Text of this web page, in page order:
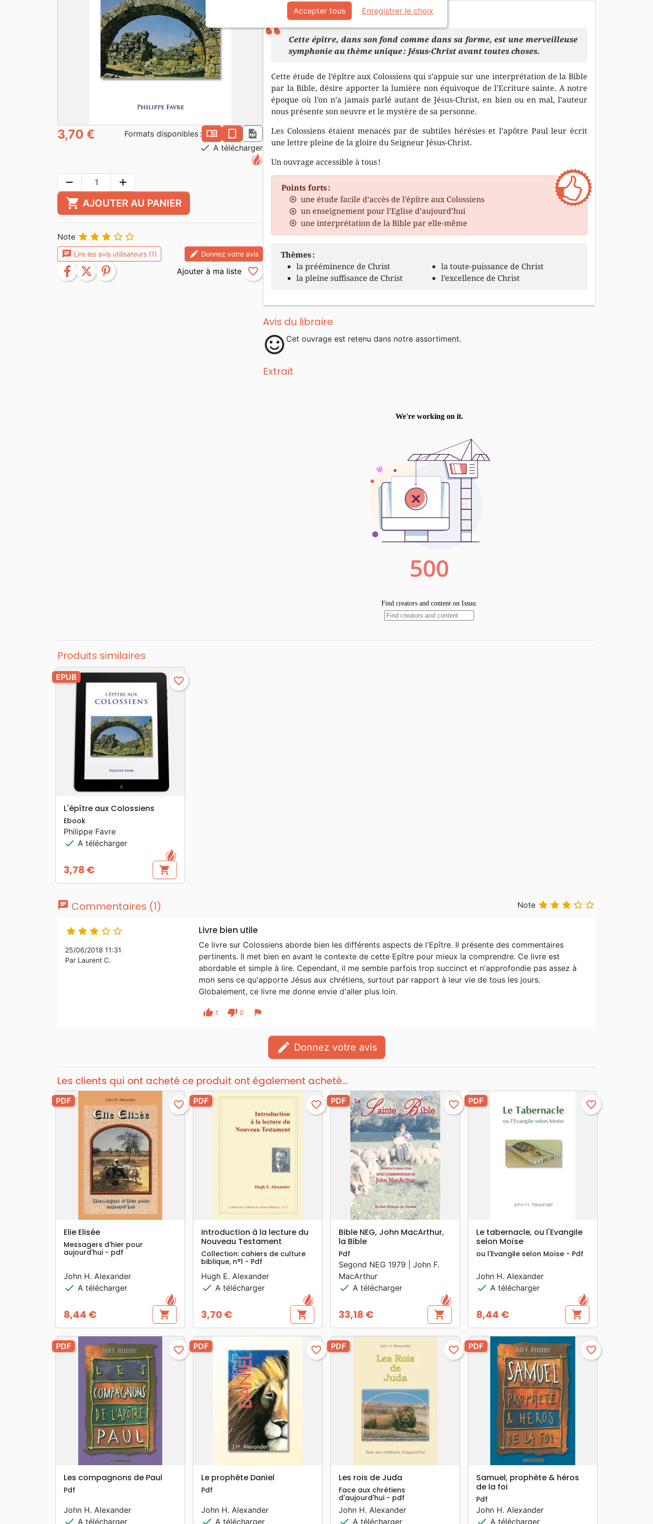
Au format pdf.
Cette épître, dans son fond comme dans sa forme, est une merveilleuse
symphonie au thème unique : Jésus-Christ avant toutes choses.
Cette étude de l’épître aux Colossiens qui s’appuie sur une interprétation de la Bible
par la Bible, désire apporter la lumière non équivoque de l’Ecriture sainte. A notre
époque où l’on n’a jamais parlé autant de Jésus-Christ, en bien ou en mal, l’auteur
nous présente son oeuvre et le mystère de sa personne.
Les Colossiens étaient menacés par de subtiles hérésies et l’apôtre Paul leur écrit
une lettre pleine de la gloire du Seigneur Jésus-Christ.
Un ouvrage accessible à tous !
Points forts :
une étude facile d’accès de l’épître aux Colossiens
un enseignement pour l’Eglise d’aujourd’hui
une interprétation de la Bible par elle-même
Thèmes :
la prééminence de Christ
la pleine suffisance de Christ
la toute-puissance de Christ
l’excellence de Christ
Avis du libraire
sentiment_satisfied Cet ouvrage est retenu dans notre assortiment.
Extrait
3,70 € Formats disponibles : book_open epub
pdf
check A télécharger
remove add
shopping_cart AJOUTER AU PANIER
Note     
chat Lire les avis utilisateurs (1) edit Donnez votre avis
facebook twitter pinterest favorite_border
Produits similaires
search APERÇU RAPIDE
EPUB favorite_border
L'épître aux Colossiens
Ebook
Philippe Favre
check A télécharger
Prix
3,78 € shopping_cart
chat Commentaires (1) Note     
    
25/06/2018 11:31
Par Laurent C.
Livre bien utile
Ce livre sur Colossiens aborde bien les différents aspects de l'Epître. Il présente des commentaires
pertinents. Il met bien en avant le contexte de cette Epître pour mieux la comprendre. Ce livre est
abordable et simple à lire. Cependant, il me semble parfois trop succinct et n'approfondie pas assez à
mon sens ce qu'apporte Jésus aux chrétiens, surtout par rapport à leur vie de tous les jours.
Globalement, ce livre me donne envie d'aller plus loin.
thumb_up 1 thumb_down 0 flag
edit Donnez votre avis
Les clients qui ont acheté ce produit ont également acheté...
searchAPERÇU RAPIDE
PDF favorite_border
Elie Elisée
Messagers d'hier pour
aujourd'hui - pdf
John H. Alexander
check A télécharger
Prix
8,44 € shopping_cart
search APERÇU RAPIDE
PDF favorite_border
Introduction à la lecture du
Nouveau Testament
Collection: cahiers de culture
biblique, n°1 - Pdf
Hugh E. Alexander
check A télécharger
Prix
3,70 € shopping_cart
search APERÇU RAPIDE
PDF favorite_border
Bible NEG, John MacArthur,
la Bible
Pdf
Segond NEG 1979 | John F.
MacArthur
check A télécharger
Prix
33,18 € shopping_cart
search APERÇU RAPIDE
PDF favorite_border
Le tabernacle, ou l'Evangile
selon Moïse
ou l'Evangile selon Moïse - Pdf
John H. Alexander
check A télécharger
Prix
8,44 € shopping_cart
APERÇU RAPIDE
PDF favorite_border
Les compagnons de Paul
Pdf
John H. Alexander
check A télécharger
searchAPERÇU RAPIDE
PDF favorite_border
Le prophète Daniel
Pdf
John H. Alexander
check A télécharger
search APERÇU RAPIDE
PDF favorite_border
Les rois de Juda
Face aux chrétiens
d'aujourd'hui - pdf
John H. Alexander
check A télécharger
search APERÇU RAPIDE
PDF favorite_border
Samuel, prophète & héros
de la foi
Pdf
John H. Alexander
check A télécharger
Accepter tous Enregistrer le choix